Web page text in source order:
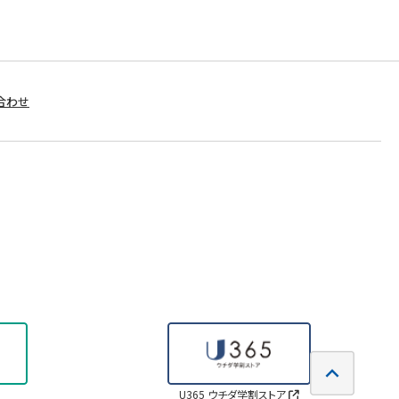
わせ
U365 ウチダ学割ストア